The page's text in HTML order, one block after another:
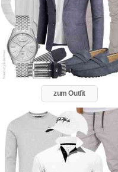
zum Outfit